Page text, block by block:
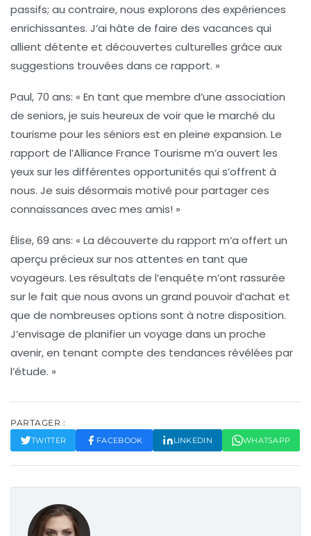
passifs; au contraire, nous explorons des expériences
enrichissantes. J’ai hâte de faire des vacances qui
allient détente et découvertes culturelles grâce aux
suggestions trouvées dans ce rapport. »
Paul, 70 ans: « En tant que membre d’une association
de seniors, je suis heureux de voir que le marché du
tourisme pour les séniors est en pleine expansion. Le
rapport de l’Alliance France Tourisme m’a ouvert les
yeux sur les différentes opportunités qui s’offrent à
nous. Je suis désormais motivé pour partager ces
connaissances avec mes amis! »
Élise, 69 ans: « La découverte du rapport m’a offert un
aperçu précieux sur nos attentes en tant que
voyageurs. Les résultats de l’enquête m’ont rassurée
sur le fait que nous avons un grand pouvoir d’achat et
que de nombreuses options sont à notre disposition.
J’envisage de planifier un voyage dans un proche
avenir, en tenant compte des tendances révélées par
l’étude. »
PARTAGER :
TWITTER FACEBOOK LINKEDIN WHATSAPP